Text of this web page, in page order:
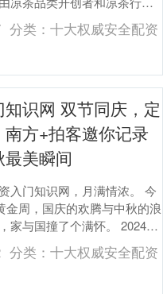
宝独家冠名的首档纯听觉盲
乐竞技....
分类： 十大权威安全配资
知识网 双节同庆，定
方+拍客邀你记录
美瞬间
入门知识网，月满情浓。 今
金周，国庆的欢腾与中秋的浪
家与国撞了个满怀。 2024年
市三溪村迎中秋活动。南方
分类： 十大权威安全配资